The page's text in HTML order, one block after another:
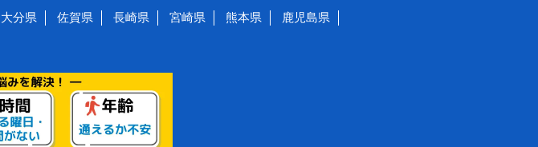
大分県 佐賀県 長崎県 宮崎県 熊本県
鹿児島県